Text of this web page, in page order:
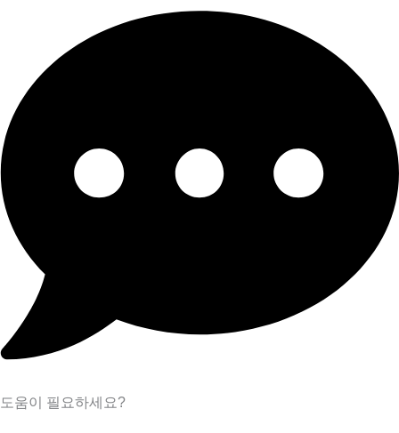
도움이 필요하세요?